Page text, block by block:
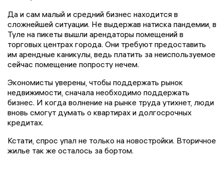
Да и сам малый и средний бизнес находится в
сложнейшей ситуации. Не выдержав натиска пандемии, в
Туле на пикеты вышли арендаторы помещений в
торговых центрах города. Они требуют предоставить
им арендные каникулы, ведь платить за неиспользуемое
сейчас помещение попросту нечем.
Экономисты уверены, чтобы поддержать рынок
недвижимости, сначала необходимо поддержать
бизнес. И когда волнение на рынке труда утихнет, люди
вновь смогут думать о квартирах и долгосрочных
кредитах.
Кстати, спрос упал не только на новостройки. Вторичное
жилье так же осталось за бортом.